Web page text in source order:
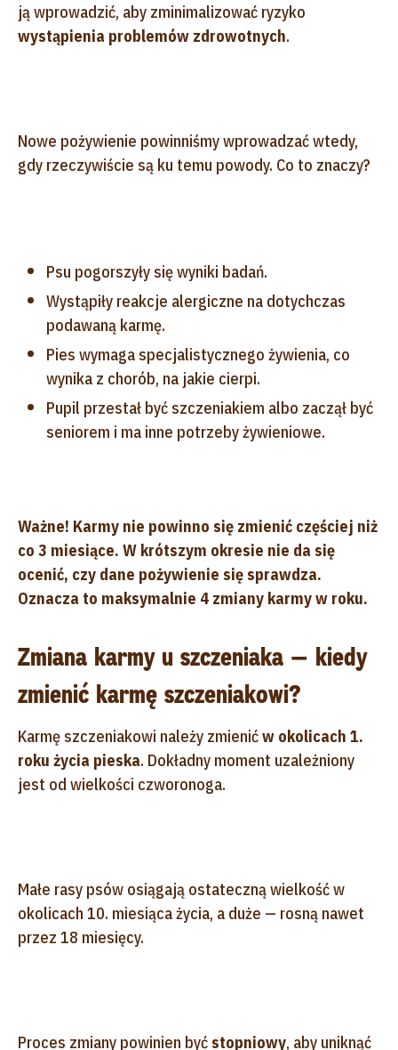
ją wprowadzić, aby zminimalizować ryzyko
wystąpienia problemów zdrowotnych.
Nowe pożywienie powinniśmy wprowadzać wtedy,
gdy rzeczywiście są ku temu powody. Co to znaczy?
Psu pogorszyły się wyniki badań.
Wystąpiły reakcje alergiczne na dotychczas
podawaną karmę.
Pies wymaga specjalistycznego żywienia, co
wynika z chorób, na jakie cierpi.
Pupil przestał być szczeniakiem albo zaczął być
seniorem i ma inne potrzeby żywieniowe.
Ważne! Karmy nie powinno się zmienić częściej niż
co 3 miesiące. W krótszym okresie nie da się
ocenić, czy dane pożywienie się sprawdza.
Oznacza to maksymalnie 4 zmiany karmy w roku.
Zmiana karmy u szczeniaka — kiedy
zmienić karmę szczeniakowi?
Karmę szczeniakowi należy zmienićw okolicach 1.
roku życia pieska. Dokładny moment uzależniony
jest od wielkości czworonoga.
Małe rasy psów osiągają ostateczną wielkość w
okolicach 10. miesiąca życia, a duże — rosną nawet
przez 18 miesięcy.
Proces zmiany powinien byćstopniowy, aby uniknąć